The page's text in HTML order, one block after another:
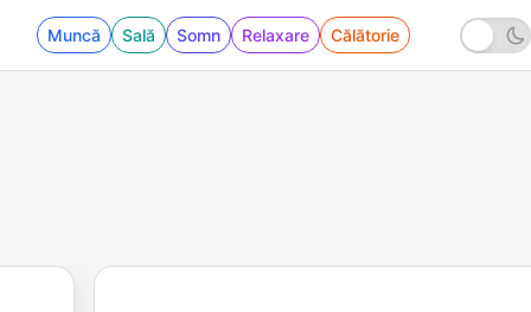
Muncă Sală Somn Relaxare Călătorie